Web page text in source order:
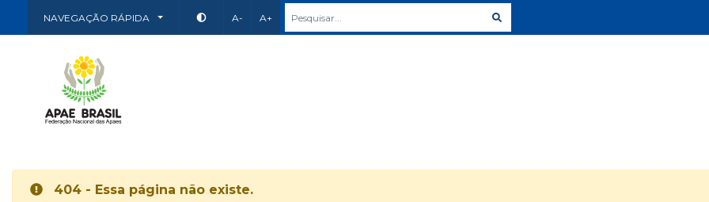
NAVEGAÇÃO RÁPIDA A- A+
404 - Essa página não existe.